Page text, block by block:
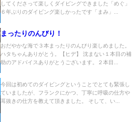
してくださって楽しくダイビングできました「めぐ」
６年ぶりのダイビング楽しかったです「まみ」...
まったりのんびり！
おだやかな海で３本まったりのんびり楽しめました。
ハタちゃんありがとう。【ヒデ】 沈まない１本目の補
助のアドバイスありがとうございます。２本目...
今回は初めてのダイビングということでとても緊張し
ていましたが、フランクにかつ、丁寧に呼吸の仕方や
耳抜きの仕方を教えて頂きました。 そして、い...